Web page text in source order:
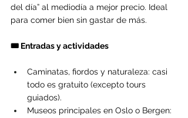
del día” al mediodía a mejor precio. Ideal
para comer bien sin gastar de más.
🎟️ Entradas y actividades
Caminatas, fiordos y naturaleza: casi
todo es gratuito (excepto tours
guiados).
Museos principales en Oslo o Bergen: